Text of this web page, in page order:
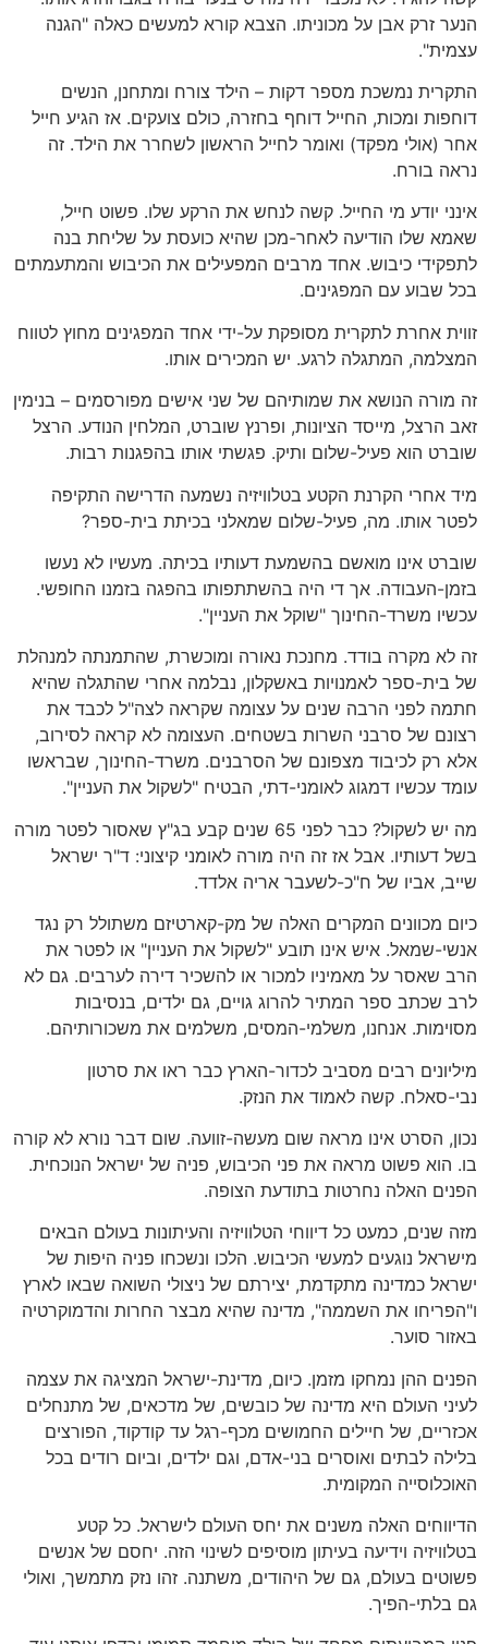
הנער זרק אבן על מכוניתו. הצבא קורא למעשים כאלה "הגנה
עצמית".
התקרית נמשכת מספר דקות – הילד צורח ומתחנן, הנשים
דוחפות ומכות, החייל דוחף בחזרה, כולם צועקים. אז הגיע חייל
אחר (אולי מפקד) ואומר לחייל הראשון לשחרר את הילד. זה
נראה בורח.
אינני יודע מי החייל. קשה לנחש את הרקע שלו. פשוט חייל,
שאמא שלו הודיעה לאחר-מכן שהיא כועסת על שליחת בנה
לתפקידי כיבוש. אחד מרבים המפעילים את הכיבוש והמתעמתים
בכל שבוע עם המפגינים.
זווית אחרת לתקרית מסופקת על-ידי אחד המפגינים מחוץ לטווח
המצלמה, המתגלה לרגע. יש המכירים אותו.
זה מורה הנושא את שמותיהם של שני אישים מפורסמים – בנימין
זאב הרצל, מייסד הציונות, ופרנץ שוברט, המלחין הנודע. הרצל
שוברט הוא פעיל-שלום ותיק. פגשתי אותו בהפגנות רבות.
מיד אחרי הקרנת הקטע בטלוויזיה נשמעה הדרישה התקיפה
לפטר אותו. מה, פעיל-שלום שמאלני בכיתת בית-ספר?
שוברט אינו מואשם בהשמעת דעותיו בכיתה. מעשיו לא נעשו
בזמן-העבודה. אך די היה בהשתתפותו בהפגה בזמנו החופשי.
עכשיו משרד-החינוך "שוקל את העניין".
זה לא מקרה בודד. מחנכת נאורה ומוכשרת, שהתמנתה למנהלת
של בית-ספר לאמנויות באשקלון, נבלמה אחרי שהתגלה שהיא
חתמה לפני הרבה שנים על עצומה שקראה לצה"ל לכבד את
רצונם של סרבני השרות בשטחים. העצומה לא קראה לסירוב,
אלא רק לכיבוד מצפונם של הסרבנים. משרד-החינוך, שבראשו
עומד עכשיו דמגוג לאומני-דתי, הבטיח "לשקול את העניין".
מה יש לשקול? כבר לפני 65 שנים קבע בג"ץ שאסור לפטר מורה
בשל דעותיו. אבל אז זה היה מורה לאומני קיצוני: ד"ר ישראל
שייב, אביו של ח"כ-לשעבר אריה אלדד.
כיום מכוונים המקרים האלה של מק-קארטיזם משתולל רק נגד
אנשי-שמאל. איש אינו תובע "לשקול את העניין" או לפטר את
הרב שאסר על מאמיניו למכור או להשכיר דירה לערבים. גם לא
לרב שכתב ספר המתיר להרוג גויים, גם ילדים, בנסיבות
מסוימות. אנחנו, משלמי-המסים, משלמים את משכורותיהם.
מיליונים רבים מסביב לכדור-הארץ כבר ראו את סרטון
נבי-סאלח. קשה לאמוד את הנזק.
נכון, הסרט אינו מראה שום מעשה-זוועה. שום דבר נורא לא קורה
בו. הוא פשוט מראה את פני הכיבוש, פניה של ישראל הנוכחית.
הפנים האלה נחרטות בתודעת הצופה.
מזה שנים, כמעט כל דיווחי הטלוויזיה והעיתונות בעולם הבאים
מישראל נוגעים למעשי הכיבוש. הלכו ונשכחו פניה היפות של
ישראל כמדינה מתקדמת, יצירתם של ניצולי השואה שבאו לארץ
ו"הפריחו את השממה", מדינה שהיא מבצר החרות והדמוקרטיה
באזור סוער.
הפנים ההן נמחקו מזמן. כיום, מדינת-ישראל המציגה את עצמה
לעיני העולם היא מדינה של כובשים, של מדכאים, של מתנחלים
אכזריים, של חיילים החמושים מכף-רגל עד קודקוד, הפורצים
בלילה לבתים ואוסרים בני-אדם, וגם ילדים, וביום רודים בכל
האוכלוסייה המקומית.
הדיווחים האלה משנים את יחס העולם לישראל. כל קטע
בטלוויזיה וידיעה בעיתון מוסיפים לשינוי הזה. יחסם של אנשים
פשוטים בעולם, גם של היהודים, משתנה. זהו נזק מתמשך, ואולי
גם בלתי-הפיך.